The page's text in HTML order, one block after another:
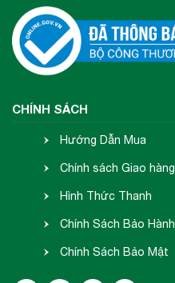
CHÍNH SÁCH
Hướng Dẫn Mua
Hàng
Chính sách Giao hàng
- Nhận hàng
Hình Thức Thanh
Toán
Chính Sách Bảo Hành
- Đổi Trả
Chính Sách Bảo Mật
Thông Tin